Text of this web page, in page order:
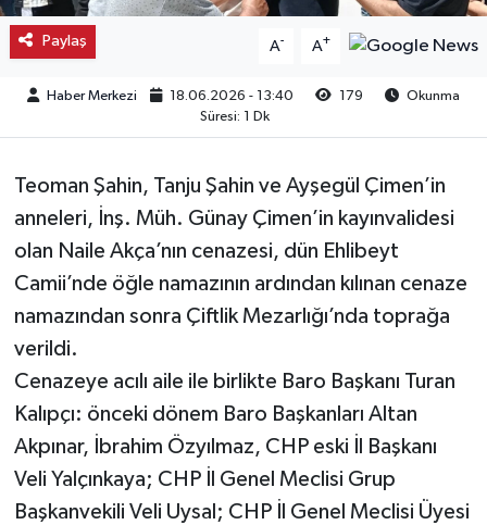
Paylaş A- A+
Haber Merkezi 18.06.2026 - 13:40 179
Okunma
Süresi: 1 Dk
Teoman Şahin, Tanju Şahin ve Ayşegül Çimen’in
anneleri, İnş. Müh. Günay Çimen’in kayınvalidesi
olan Naile Akça’nın cenazesi, dün Ehlibeyt
Camii’nde öğle namazının ardından kılınan cenaze
namazından sonra Çiftlik Mezarlığı’nda toprağa
verildi.
Cenazeye acılı aile ile birlikte Baro Başkanı Turan
Kalıpçı: önceki dönem Baro Başkanları Altan
Akpınar, İbrahim Özyılmaz, CHP eski İl Başkanı
Veli Yalçınkaya; CHP İl Genel Meclisi Grup
Başkanvekili Veli Uysal; CHP İl Genel Meclisi Üyesi
Oğuzlar
Osmancık
Sungurlu
Uğurludağ
Sağlık